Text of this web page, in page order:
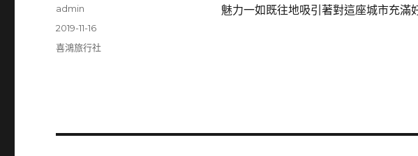
魅力一如既往地吸引著對這座城市充滿
作
admin
發
佈
2019-11-16
分
喜鴻旅行社